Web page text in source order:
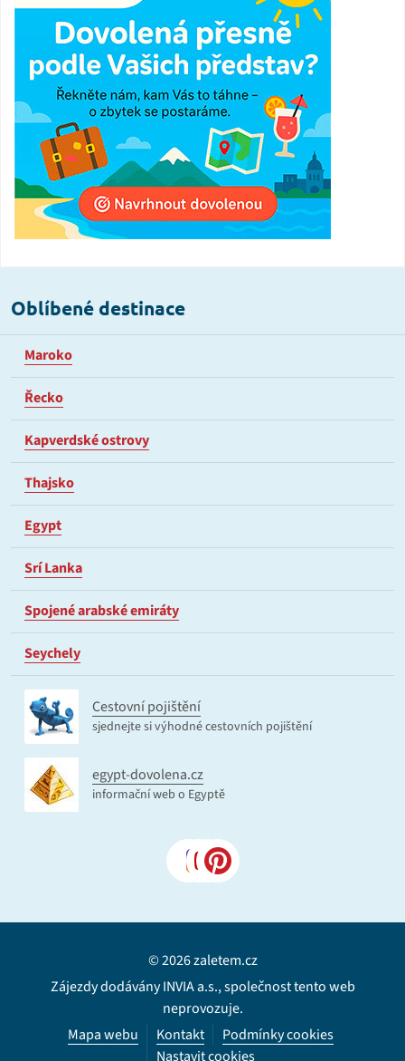
Oblíbené destinace
Maroko
Řecko
Kapverdské ostrovy
Thajsko
Egypt
Srí Lanka
Spojené arabské emiráty
Seychely
Cestovní pojištění
sjednejte si výhodné cestovních pojištění
egypt-dovolena.cz
informační web o Egyptě
© 2026 zaletem.cz
Zájezdy dodávány INVIA a.s., společnost tento web
neprovozuje.
Mapa webu
Kontakt
Podmínky cookies
Nastavit cookies